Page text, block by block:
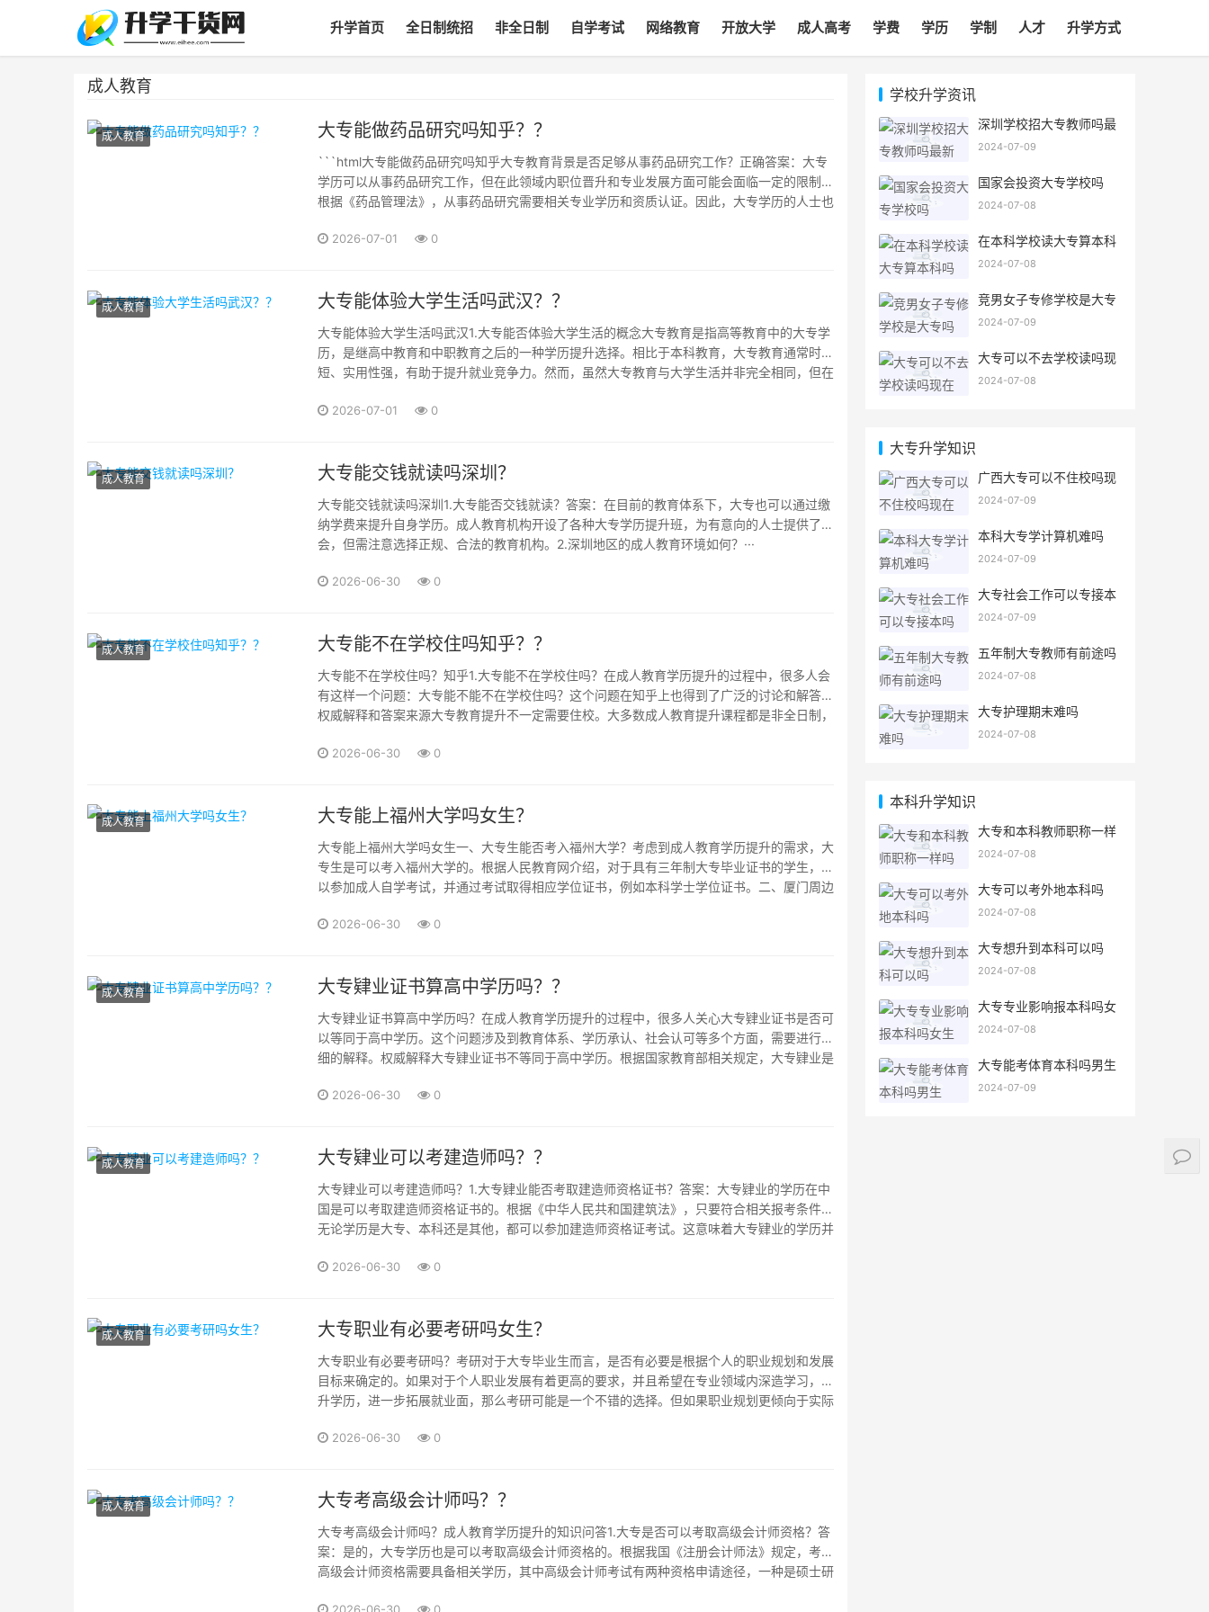
升学首页 全日制统招 非全日制 自学考试 网络教育 开放大学 成人高考 学费 学历 学制 人才 升学方式
成人教育
成人教育 大专能做药品研究吗知乎？？
```html大专能做药品研究吗知乎大专教育背景是否足够从事药品研究工作？正确答案：大专
学历可以从事药品研究工作，但在此领域内职位晋升和专业发展方面可能会面临一定的限制。
根据《药品管理法》，从事药品研究需要相关专业学历和资质认证。因此，大专学历的人士也
药品研究中的职业机会和发展···
2026-07-01 0
成人教育 大专能体验大学生活吗武汉？？
大专能体验大学生活吗武汉1.大专能否体验大学生活的概念大专教育是指高等教育中的大专学
历，是继高中教育和中职教育之后的一种学历提升选择。相比于本科教育，大专教育通常时间
短、实用性强，有助于提升就业竞争力。然而，虽然大专教育与大学生活并非完全相同，但在
2026-07-01 0
成人教育 大专能交钱就读吗深圳？
大专能交钱就读吗深圳1.大专能否交钱就读？答案：在目前的教育体系下，大专也可以通过缴
纳学费来提升自身学历。成人教育机构开设了各种大专学历提升班，为有意向的人士提供了机
会，但需注意选择正规、合法的教育机构。2.深圳地区的成人教育环境如何？···
2026-06-30 0
成人教育 大专能不在学校住吗知乎？？
大专能不在学校住吗？知乎1.大专能不在学校住吗？在成人教育学历提升的过程中，很多人会
有这样一个问题：大专能不能不在学校住吗？这个问题在知乎上也得到了广泛的讨论和解答。
权威解释和答案来源大专教育提升不一定需要住校。大多数成人教育提升课程都是非全日制，
不住在学校，而是通过网络教育、函授教育等···
2026-06-30 0
成人教育 大专能上福州大学吗女生？
大专能上福州大学吗女生一、大专生能否考入福州大学？考虑到成人教育学历提升的需求，大
专生是可以考入福州大学的。根据人民教育网介绍，对于具有三年制大专毕业证书的学生，可
以参加成人自学考试，并通过考试取得相应学位证书，例如本科学士学位证书。二、厦门周边
专（技校）、大专（高校）毕业生的升本科招生方式···
2026-06-30 0
成人教育 大专肄业证书算高中学历吗？？
大专肄业证书算高中学历吗？在成人教育学历提升的过程中，很多人关心大专肄业证书是否可
以等同于高中学历。这个问题涉及到教育体系、学历承认、社会认可等多个方面，需要进行详
细的解释。权威解释大专肄业证书不等同于高中学历。根据国家教育部相关规定，大专肄业是
完成12年义务教···
2026-06-30 0
成人教育 大专肄业可以考建造师吗？？
大专肄业可以考建造师吗？1.大专肄业能否考取建造师资格证书？答案：大专肄业的学历在中
国是可以考取建造师资格证书的。根据《中华人民共和国建筑法》，只要符合相关报考条件，
无论学历是大专、本科还是其他，都可以参加建造师资格证考试。这意味着大专肄业的学历并
以通过继续教育、成···
2026-06-30 0
成人教育 大专职业有必要考研吗女生？
大专职业有必要考研吗？考研对于大专毕业生而言，是否有必要是根据个人的职业规划和发展
目标来确定的。如果对于个人职业发展有着更高的要求，并且希望在专业领域内深造学习，提
升学历，进一步拓展就业面，那么考研可能是一个不错的选择。但如果职业规划更倾向于实际
权威解释和答案来源权威解释来源于对教育、就业领域···
2026-06-30 0
成人教育 大专考高级会计师吗？？
大专考高级会计师吗？成人教育学历提升的知识问答1.大专是否可以考取高级会计师资格？答
案：是的，大专学历也是可以考取高级会计师资格的。根据我国《注册会计师法》规定，考取
高级会计师资格需要具备相关学历，其中高级会计师考试有两种资格申请途径，一种是硕士研
2026-06-30 0
学校升学资讯
深圳学校招大专教师吗最
2024-07-09
国家会投资大专学校吗
2024-07-08
在本科学校读大专算本科
2024-07-08
竞男女子专修学校是大专
2024-07-09
大专可以不去学校读吗现
2024-07-08
大专升学知识
广西大专可以不住校吗现
2024-07-09
本科大专学计算机难吗
2024-07-09
大专社会工作可以专接本
2024-07-09
五年制大专教师有前途吗
2024-07-08
大专护理期末难吗
2024-07-08
本科升学知识
大专和本科教师职称一样
2024-07-08
大专可以考外地本科吗
2024-07-08
大专想升到本科可以吗
2024-07-08
大专专业影响报本科吗女
2024-07-08
大专能考体育本科吗男生
2024-07-09